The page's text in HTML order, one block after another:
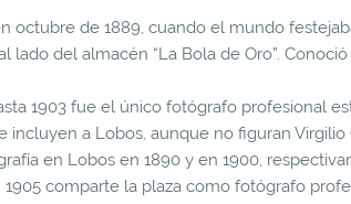
octubre de 1889, cuando el mundo
lado del almacén “La Bola de Oro”.
1903 fue el único fotógrafo profesional
incluyen a Lobos, aunque no figuran
en Lobos en 1890 y en 1900,
1905 comparte la plaza como fotógrafo